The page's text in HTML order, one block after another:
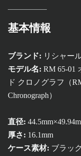
基本情報
ブランド: リシャー
モデル名: RM 65-01
ド クロノグラフ（
Chronograph）
直径:
厚さ: 16.1mm
ケース素材: ブラッ